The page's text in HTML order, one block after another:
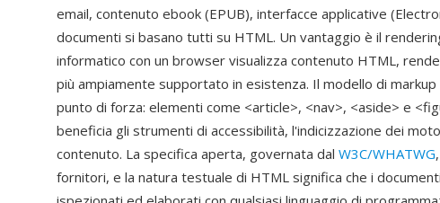
email, contenuto ebook (EPUB), interfacce applicative
documenti si basano tutti su HTML. Un vantaggio è il
informatico con un browser visualizza contenuto HTML,
più ampiamente supportato in esistenza. Il modello di
punto di forza: elementi come <article>, <nav>, <aside> e
beneficia gli strumenti di accessibilità, l'indicizzazione dei
contenuto. La specifica aperta, governata dal W3C/WHATWG
fornitori, e la natura testuale di HTML significa che i